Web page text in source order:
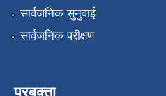
सार्वजनिक सुनुवाई
सार्वजनिक परीक्षण
प्रबक्ता